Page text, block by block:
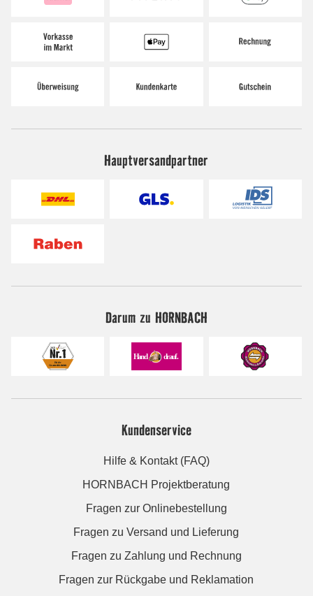
Hauptversandpartner
Darum zu HORNBACH
Kundenservice
Hilfe & Kontakt (FAQ)
HORNBACH Projektberatung
Fragen zur Onlinebestellung
Fragen zu Versand und Lieferung
Fragen zu Zahlung und Rechnung
Fragen zur Rückgabe und Reklamation